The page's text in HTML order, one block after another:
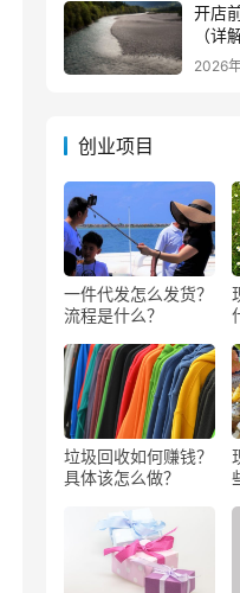
开店
（详
生意）
2026
创业项目
一件代发怎么发货？
流程是什么？
垃圾回收如何赚钱？
具体该怎么做？